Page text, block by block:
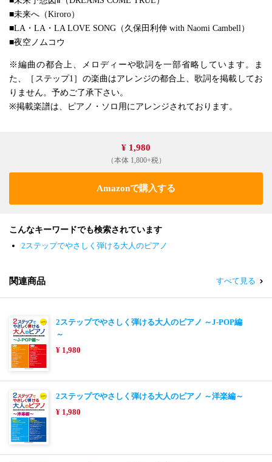
■未来へ（Kiroro）
■LA・LA・LA LOVE SONG（久保田利伸 with Naomi Cambell）
■夜空ノムコウ
※編曲の都合上、メロディーや歌詞を一部省略しています。ま
た、［ステップ1］の楽曲はアレンジの都合上、歌詞を掲載してお
りません。予めご了承下さい。
※掲載楽譜は、ピアノ・ソロ用にアレンジされております。
¥ 1,980
（本体 1,800+税）
Amazonで購入する
こんなキーワードでも検索されています
2ステップでやさしく弾ける大人のピアノ
関連商品 すべて見る
2ステップでやさしく弾ける大人のピアノ ～J-POP編
～
¥ 1,980
2ステップでやさしく弾ける大人のピアノ ～洋楽編～
¥ 1,980